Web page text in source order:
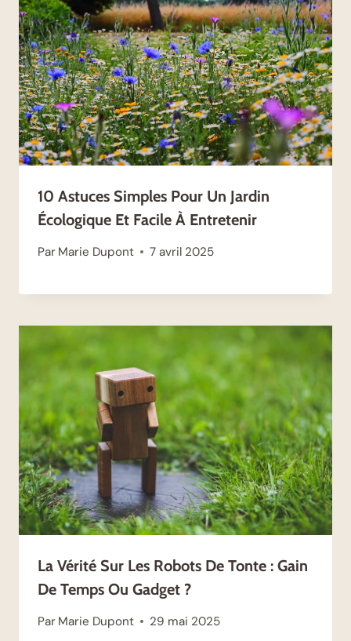
10 Astuces Simples Pour Un Jardin
Écologique Et Facile À Entretenir
Par Marie Dupont 7 avril 2025
La Vérité Sur Les Robots De Tonte : Gain
De Temps Ou Gadget ?
Par Marie Dupont 29 mai 2025